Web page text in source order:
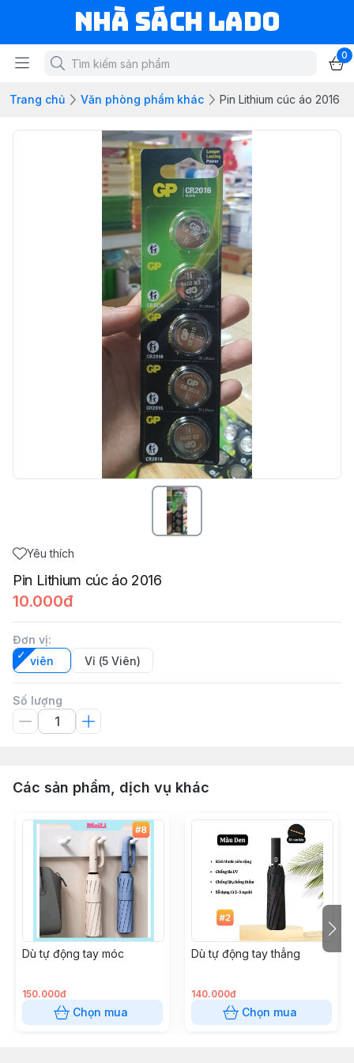
NHÀ SÁCH LADO
0
Trang chủ Văn phòng phẩm khác Pin Lithium cúc áo 2016
Yêu thích
Pin Lithium cúc áo 2016
10.000đ
Đơn vị:
viên
Vỉ (5 Viên)
Số lượng
Các sản phẩm, dịch vụ khác
Dù tự động tay móc
150.000đ
Chọn mua
Dù tự động tay thẳng
140.000đ
Chọn mua